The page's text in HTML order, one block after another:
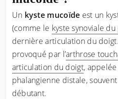
Un kyste mucoïde est un
(comme le kyste synoviale
dernière articulation du
provoqué par l’arthrose
articulation du doigt,
phalangienne distale,
débutant.